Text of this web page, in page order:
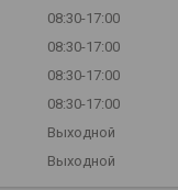
08:30-17:00
08:30-17:00
08:30-17:00
08:30-17:00
Выходной
Выходной